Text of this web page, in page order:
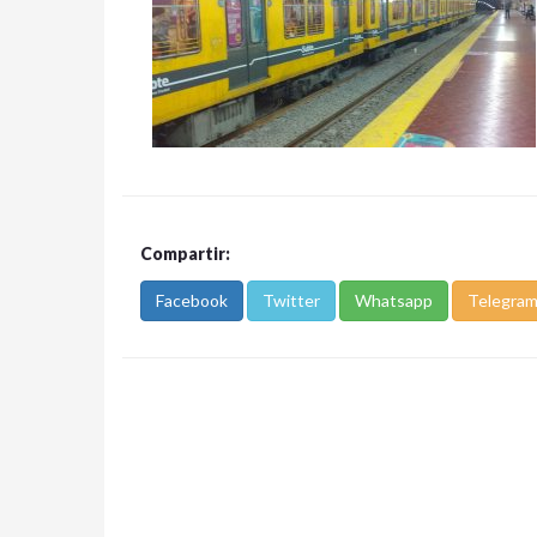
Compartir:
Facebook Twitter Whatsapp Telegram